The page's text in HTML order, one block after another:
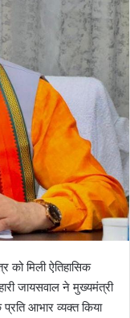
मिली ऐतिहासिक
जायसवाल ने मुख्यमंत्री
प्रति आभार व्यक्त किया